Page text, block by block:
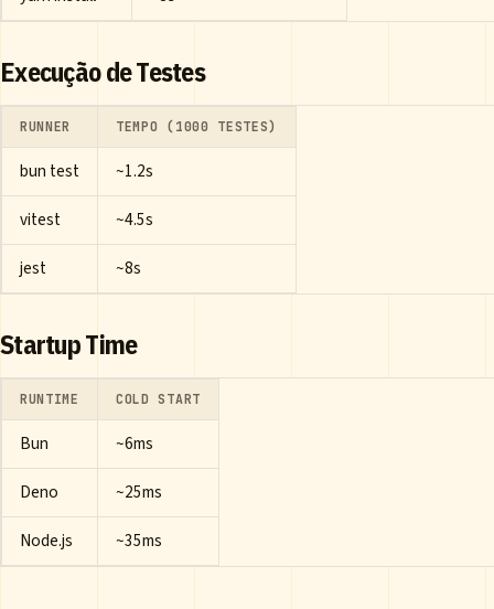
Execução de Testes
RUNNER TEMPO (1000 TESTES)
bun test
~1.2s
vitest
~4.5s
jest
~8s
Startup Time
RUNTIME COLD START
Bun
~6ms
Deno
~25ms
Node.js
~35ms